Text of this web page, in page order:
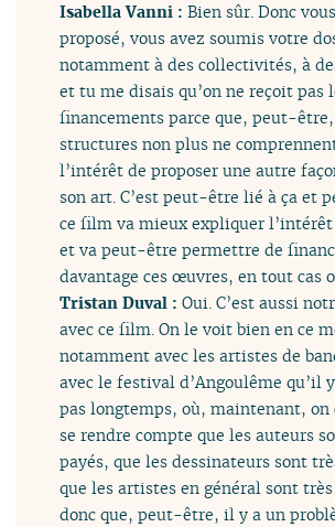
Isabella Vanni :Bien sûr. Donc
proposé, vous avez soumis votre
notamment à des collectivités, à
et tu me disais qu’on ne reçoit pas
financements parce que, peut-être,
structures non plus ne
l’intérêt de proposer une autre
son art. C’est peut-être lié à ça et
ce film va mieux expliquer
et va peut-être permettre de
davantage ces œuvres, en tout cas
Tristan Duval :Oui. C’est aussi
avec ce film. On le voit bien en ce
notamment avec les artistes de
avec le festival d’Angoulême qu’il
pas longtemps, où, maintenant, on
se rendre compte que les auteurs
payés, que les dessinateurs sont
que les artistes en général sont
donc que, peut-être, il y a un